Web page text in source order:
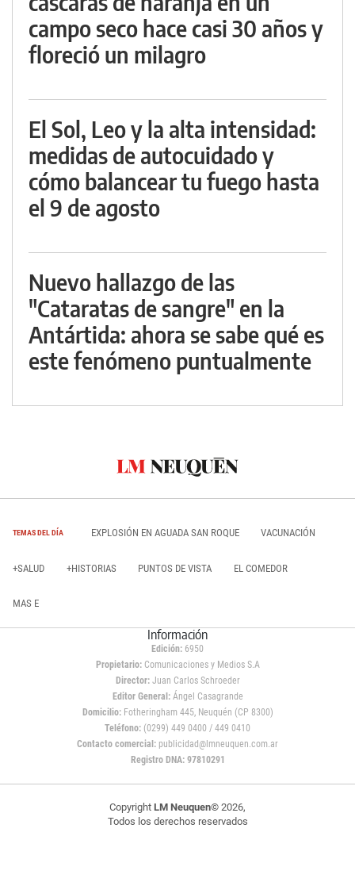
campo seco hace casi 30 años y
floreció un milagro
El Sol, Leo y la alta intensidad:
medidas de autocuidado y
cómo balancear tu fuego hasta
el 9 de agosto
Nuevo hallazgo de las
"Cataratas de sangre" en la
Antártida: ahora se sabe qué es
este fenómeno puntualmente
TEMAS DEL DÍA EXPLOSIÓN EN AGUADA SAN ROQUE VACUNACIÓN
+SALUD +HISTORIAS PUNTOS DE VISTA EL COMEDOR
MAS E
Información
Edición: 6950
Propietario:Comunicaciones y Medios S.A
Director: Juan Carlos Schroeder
Editor General:Ángel Casagrande
Domicilio:Fotheringham 445, Neuquén (CP 8300)
Teléfono: (0299) 449 0400 / 449 0410
Contacto comercial: publicidad@lmneuquen.com.ar
Registro DNA: 97810291
Copyright LM Neuquen© 2026,
Todos los derechos reservados